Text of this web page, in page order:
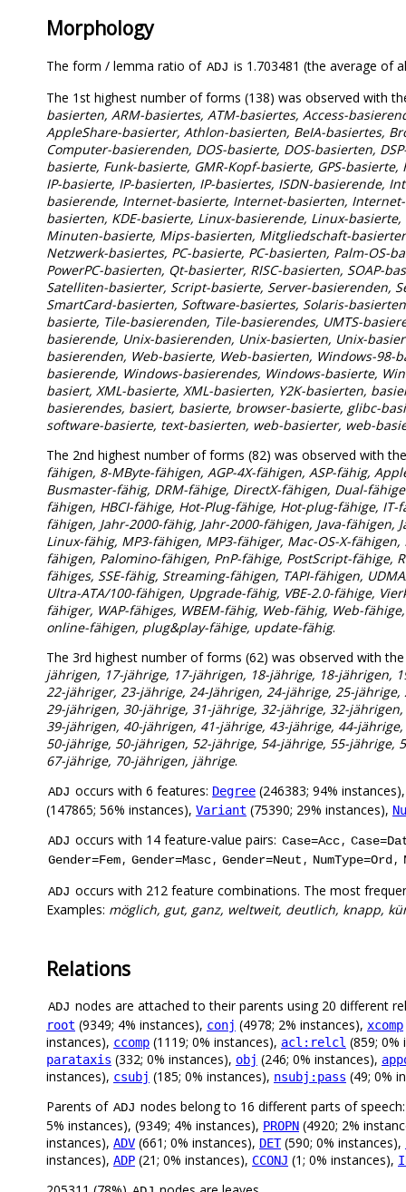
Morphology
The form / lemma ratio of ADJ is 1.703481 (the average of
The 1st highest number of forms (138) was observed with
basierten, ARM-basiertes, ATM-basiertes, Access-
AppleShare-basierter, Athlon-basierten, BeIA-basiertes,
Computer-basierenden, DOS-basierte, DOS-basierten,
basierte, Funk-basierte, GMR-Kopf-basierte, GPS-
IP-basierte, IP-basierten, IP-basiertes, ISDN-basierende,
basierende, Internet-basierte, Internet-basierten, Internet-
basierten, KDE-basierte, Linux-basierende, Linux-
Minuten-basierte, Mips-basierten, Mitgliedschaft-
Netzwerk-basiertes, PC-basierte, PC-basierten, Palm-OS-
PowerPC-basierten, Qt-basierter, RISC-basierten, SOAP-
Satelliten-basierter, Script-basierte, Server-basierenden,
SmartCard-basierten, Software-basiertes, Solaris-
basierte, Tile-basierenden, Tile-basierendes, UMTS-
basierende, Unix-basierenden, Unix-basierten, Unix-
basierenden, Web-basierte, Web-basierten, Windows-98-
basierende, Windows-basierendes, Windows-basierte,
basiert, XML-basierte, XML-basierten, Y2K-basierten,
basierendes, basiert, basierte, browser-basierte, glibc-
software-basierte, text-basierten, web-basierter, web-
The 2nd highest number of forms (82) was observed with
fähigen, 8-MByte-fähigen, AGP-4X-fähigen, ASP-fähig,
Busmaster-fähig, DRM-fähige, DirectX-fähigen, Dual-
fähigen, HBCI-fähige, Hot-Plug-fähige, Hot-plug-fähige,
fähigen, Jahr-2000-fähig, Jahr-2000-fähigen, Java-
Linux-fähig, MP3-fähigen, MP3-fähiger, Mac-OS-X-
fähigen, Palomino-fähigen, PnP-fähige, PostScript-fähige,
fähiges, SSE-fähig, Streaming-fähigen, TAPI-fähigen,
Ultra-ATA/100-fähigen, Upgrade-fähig, VBE-2.0-fähige,
fähiger, WAP-fähiges, WBEM-fähig, Web-fähig, Web-
online-fähigen, plug&play-fähige, update-fähig.
The 3rd highest number of forms (62) was observed with
jährigen, 17-jährige, 17-jährigen, 18-jährige, 18-jährigen,
22-jähriger, 23-jährige, 24-Jährigen, 24-jährige, 25-
29-jährigen, 30-jährige, 31-jährige, 32-jährige, 32-
39-jährigen, 40-jährigen, 41-jährige, 43-jährige, 44-
50-jährige, 50-jährigen, 52-jährige, 54-jährige, 55-
67-jährige, 70-jährigen, jährige.
ADJ occurs with 6 features: Degree (246383; 94%
(147865; 56% instances), Variant (75390; 29% instances),
ADJ occurs with 14 feature-value pairs: Case=Acc,
Gender=Fem, Gender=Masc, Gender=Neut , NumType=Ord ,
ADJ occurs with 212 feature combinations. The most
Examples: möglich, gut, ganz, weltweit, deutlich, knapp,
Relations
ADJ nodes are attached to their parents using 20 different
root (9349; 4% instances), conj (4978; 2% instances), xcomp
instances), ccomp (1119; 0% instances), acl:relcl (859;
parataxis (332; 0% instances), obj (246; 0% instances),
instances), csubj (185; 0% instances), nsubj:pass (49; 0%
Parents of ADJ nodes belong to 16 different parts of
5% instances), (9349; 4% instances), PROPN (4920; 2%
instances), ADV (661; 0% instances), DET(590; 0% instances),
instances), ADP (21; 0% instances), CCONJ (1; 0% instances),